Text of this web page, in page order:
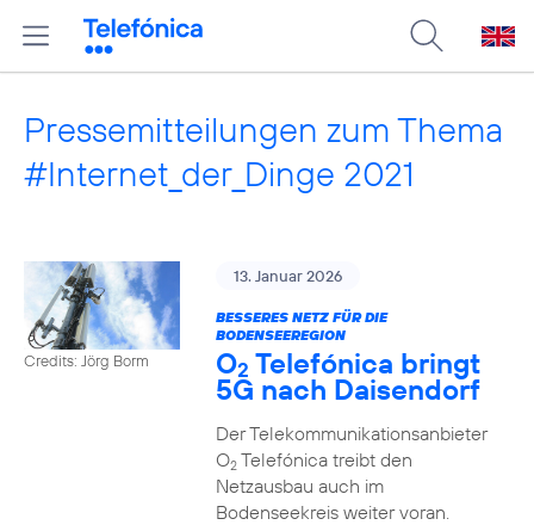
Pressemitteilungen zum Thema
#Internet_der_Dinge 2021
Credits: Jörg Borm
13. Januar 2026
BESSERES NETZ FÜR DIE
BODENSEEREGION
O2 Telefónica bringt
5G nach Daisendorf
Der Telekommunikationsanbieter
O2Telefónica treibt den
Netzausbau auch im
Bodenseekreis weiter voran.